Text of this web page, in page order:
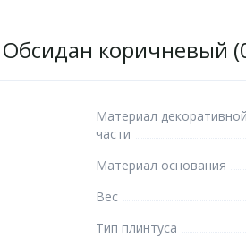
коричневый
Материал декоративной
части
Материал основания
Вес
Тип плинтуса